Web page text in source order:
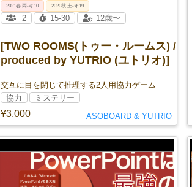
[TWO ROOMS(トゥー・ルームス) /
produced by YUTRIO (ユトリオ)]
交互に目を閉じて推理する2人用協力ゲーム
¥3,000
2021春 両-キ10 2020秋 土-オ19
2 15-30 12歳〜
協力 ミステリー
ASOBOARD & YUTRIO